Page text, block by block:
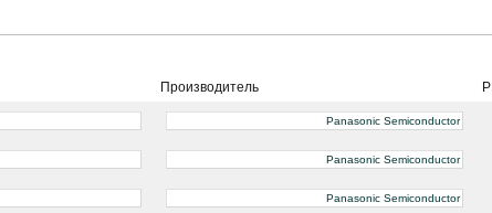
Производитель
Panasonic Semiconductor
Panasonic Semiconductor
Panasonic Semiconductor